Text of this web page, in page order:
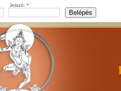
Jelszó: *